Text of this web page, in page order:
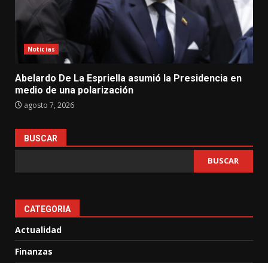
Noticias
Abelardo De La Espriella asumió la Presidencia en
medio de una polarización
agosto 7, 2026
BUSCAR
BUSCAR
CATEGORIA
Actualidad
Finanzas